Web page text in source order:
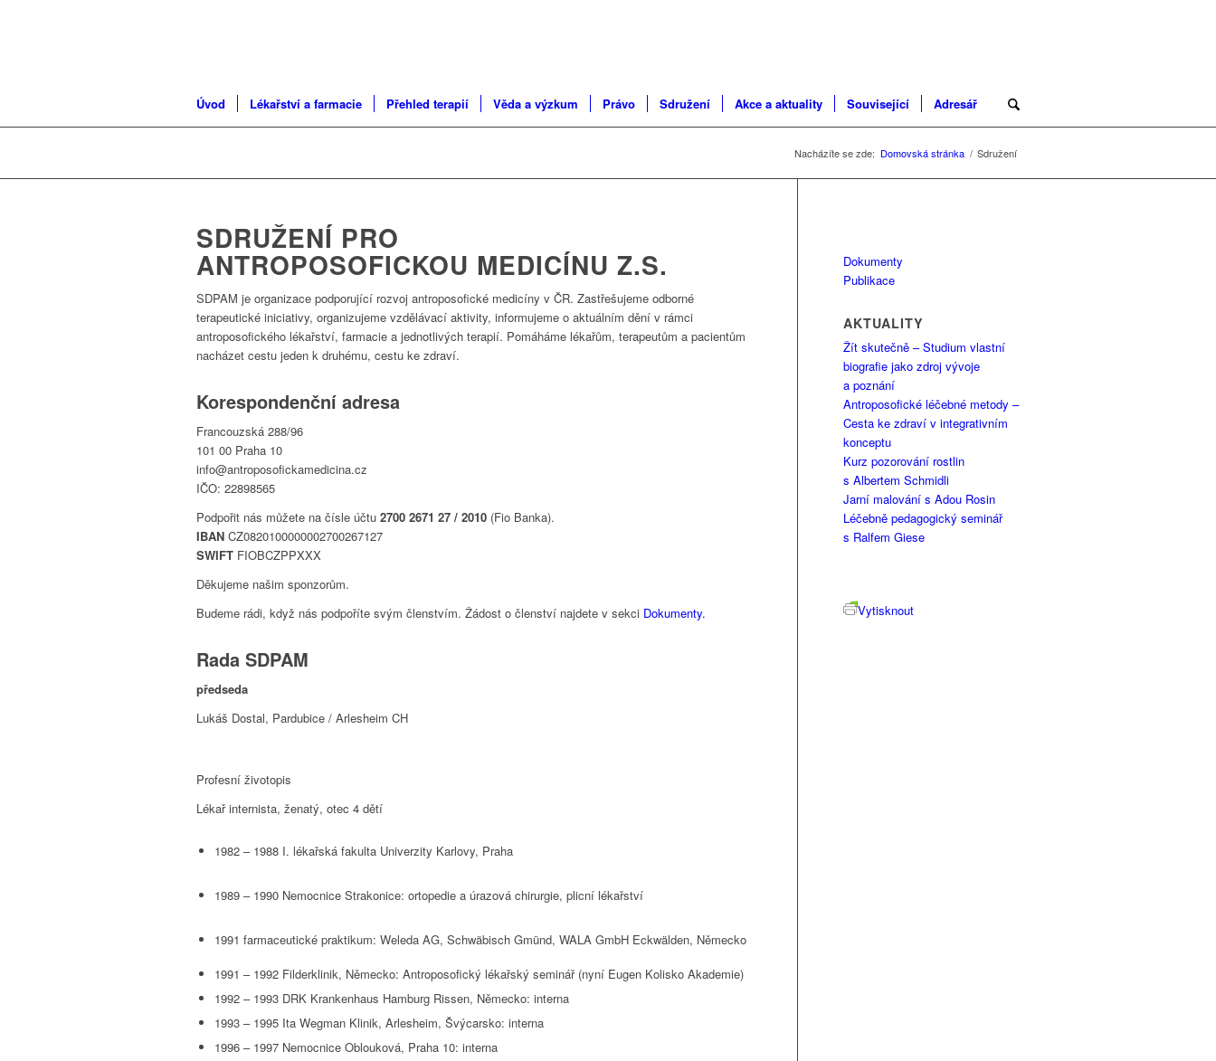
Úvod Lékařství a farmacie Přehled terapií Věda a výzkum Právo Sdružení Akce a aktuality Související Adresář
Nacházíte se zde: Domovská stránka / Sdružení
SDRUŽENÍ PRO
ANTROPOSOFICKOU MEDICÍNU Z.S.
SDPAM je organizace podporující rozvoj antroposofické medicíny v ČR. Zastřešujeme odborné
terapeutické iniciativy, organizujeme vzdělávací aktivity, informujeme o aktuálním dění v rámci
antroposofického lékařství, farmacie a jednotlivých terapií. Pomáháme lékařům, terapeutům a pacientům
nacházet cestu jeden k druhému, cestu ke zdraví.
Korespondenční adresa
Francouzská 288/96
101 00 Praha 10
info@antroposofickamedicina.cz
IČO: 22898565
Podpořit nás můžete na čísle účtu 2700 2671 27 / 2010 (Fio Banka).
IBAN CZ0820100000002700267127
SWIFT FIOBCZPPXXX
Děkujeme našim sponzorům.
Budeme rádi, když nás podpoříte svým členstvím. Žádost o členství najdete v sekci Dokumenty.
Rada SDPAM
předseda
Lukáš Dostal, Pardubice / Arlesheim CH
Profesní životopis
Lékař internista, ženatý, otec 4 dětí
1982 – 1988 I. lékařská fakulta Univerzity Karlovy, Praha
1989 – 1990 Nemocnice Strakonice: ortopedie a úrazová chirurgie, plicní lékařství
1991 farmaceutické praktikum: Weleda AG, Schwäbisch Gmünd, WALA GmbH Eckwälden, Německo
1991 – 1992 Filderklinik, Německo: Antroposofický lékařský seminář (nyní Eugen Kolisko Akademie)
1992 – 1993 DRK Krankenhaus Hamburg Rissen, Německo: interna
1993 – 1995 Ita Wegman Klinik, Arlesheim, Švýcarsko: interna
1996 – 1997 Nemocnice Oblouková, Praha 10: interna
Dokumenty
Publikace
AKTUALITY
Žít skutečně – Studium vlastní
biografie jako zdroj vývoje
a poznání
Antroposofické léčebné metody –
Cesta ke zdraví v integrativním
konceptu
Kurz pozorování rostlin
s Albertem Schmidli
Jarní malování s Adou Rosin
Léčebně pedagogický seminář
s Ralfem Giese
Vytisknout